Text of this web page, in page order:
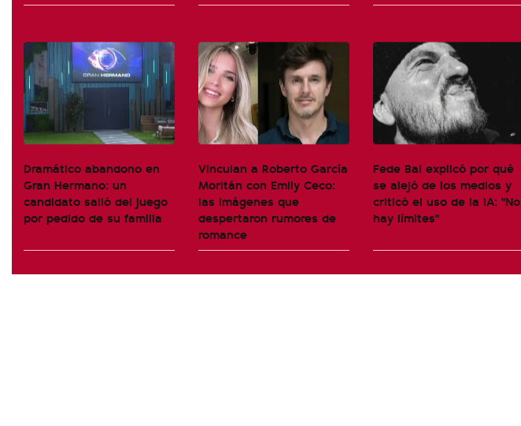
Dramático abandono en
Gran Hermano: un
candidato salió del juego
por pedido de su familia
Vinculan a Roberto García
Moritán con Emily Ceco:
las imágenes que
despertaron rumores de
romance
Fede Bal explicó por qué
se alejó de los medios y
criticó el uso de la IA: "No
hay límites"